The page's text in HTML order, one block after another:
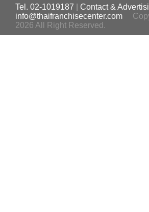
Tel. 02-1019187
Contact &
info@thaifranchisecenter.com
2026 All Right Reserved.